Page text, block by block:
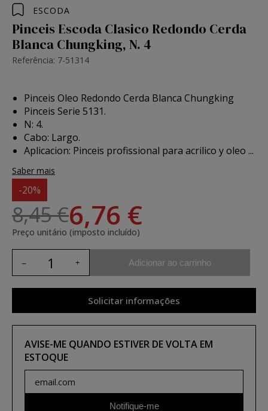
ESCODA
Pinceis Escoda Clasico Redondo Cerda
Blanca Chungking, N. 4
Referência: 7-51314
Pinceis Oleo Redondo Cerda Blanca Chungking
Pinceis Serie 5131.
N: 4.
Cabo: Largo.
Aplicacion: Pinceis profissional para acrilico y oleo ...
Saber mais
-20%
8,45 €6,76 €
Preço unitário (imposto incluído)
Adicionar ao carrinho
Solicitar informações
AVISE-ME QUANDO ESTIVER DE VOLTA EM
ESTOQUE
Notifique-me